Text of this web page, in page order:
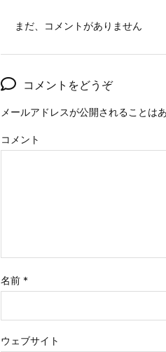
まだ、コメントがありません
コメントをどうぞ
メールアドレスが公開されることは
コメント
名前 *
ウェブサイト